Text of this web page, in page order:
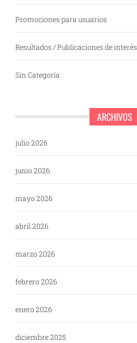
Promociones para usuarios
Resultados / Publicaciones de interés
Sin Categoría
ARCHIVOS
julio 2026
junio 2026
mayo 2026
abril 2026
marzo 2026
febrero 2026
enero 2026
diciembre 2025